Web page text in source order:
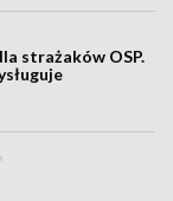
strażaków OSP.